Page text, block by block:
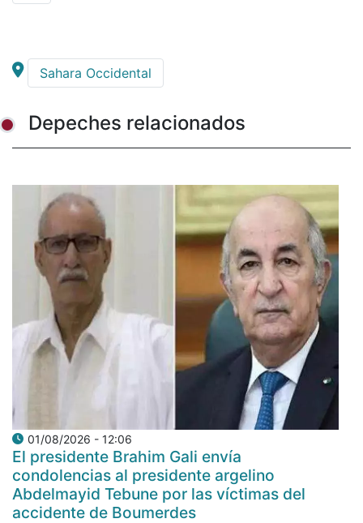
Sahara Occidental
Depeches relacionados
01/08/2026 - 12:06
El presidente Brahim Gali envía
condolencias al presidente argelino
Abdelmayid Tebune por las víctimas del
accidente de Boumerdes